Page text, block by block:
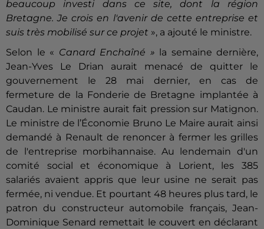
beaucoup investi dans ce site, dont la région
Bretagne. Je crois en l'avenir de cette entreprise et
suis très mobilisé sur ce projet », a ajouté le ministre.
Selon le « Canard Enchaîné »
la semaine dernière,
Jean-Yves Le Drian aurait menacé de quitter le
gouvernement le 28 mai dernier, en cas de
fermeture de la Fonderie de Bretagne implantée à
Caudan. Le ministre aurait fait pression sur Matignon.
Le ministre de l’Économie Bruno Le Maire aurait ainsi
demandé à Renault de renoncer à fermer les grilles
de l'entreprise morbihannaise. Au lendemain d'un
comité social et économique à Lorient, les 385
salariés avaient appris que leur usine ne serait pas
fermée, ni vendue. Et pourtant 48 heures plus tard, le
patron du constructeur automobile français, Jean-
Dominique Senard remettait le couvert en déclarant